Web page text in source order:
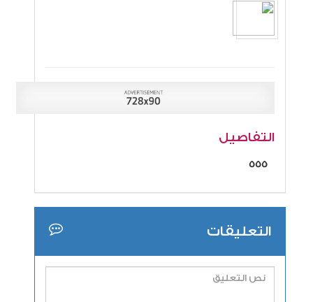
التفاصيل
التعليقات